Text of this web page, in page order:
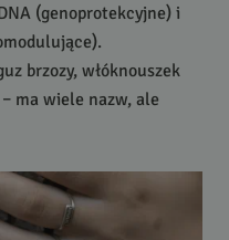
(genoprotekcyjne) i
brzozy, włóknouszek
ma wiele nazw, ale